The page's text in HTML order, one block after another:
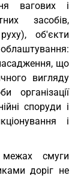
вагових і
засобів,
об'єкти
що
вигляду
організації
споруди і
і
смуги
доріг не